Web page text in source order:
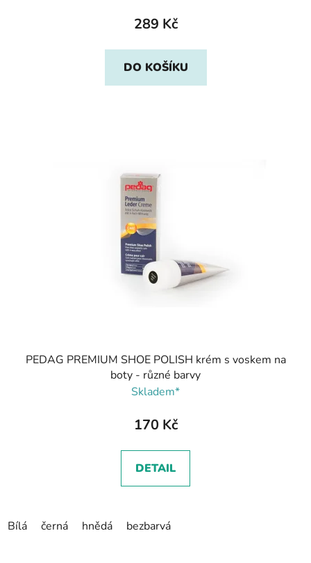
289 Kč
DO KOŠÍKU
PEDAG PREMIUM SHOE POLISH krém s voskem na
boty - různé barvy
Skladem*
170 Kč
DETAIL
Bílá černá hnědá bezbarvá